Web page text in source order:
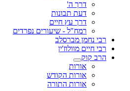
דרך ה'
דעת תבונות
דרך עץ חיים
רמח"ל - שיעורים נפרדים
רבי נחמן מברסלב
רבי חיים מוולוז'ין
הרב קוק
אורות
אורות הקודש
אורות התורה